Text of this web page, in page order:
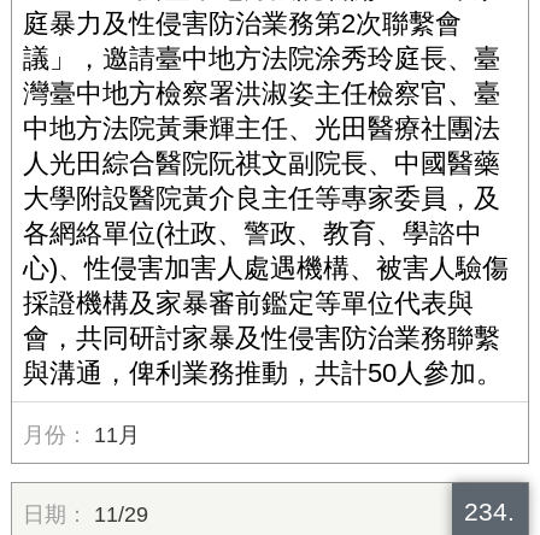
庭暴力及性侵害防治業務第2次聯繫會
議」，邀請臺中地方法院涂秀玲庭長、臺
灣臺中地方檢察署洪淑姿主任檢察官、臺
中地方法院黃秉輝主任、光田醫療社團法
人光田綜合醫院阮祺文副院長、中國醫藥
大學附設醫院黃介良主任等專家委員，及
各網絡單位(社政、警政、教育、學諮中
心)、性侵害加害人處遇機構、被害人驗傷
採證機構及家暴審前鑑定等單位代表與
會，共同研討家暴及性侵害防治業務聯繫
與溝通，俾利業務推動，共計50人參加。
11月
234.
11/29